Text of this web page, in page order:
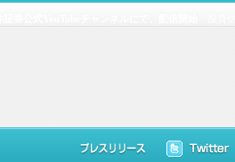
券公式YouTubeチャンネルにて、配信開始